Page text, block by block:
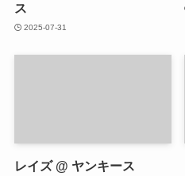
ス
2025-07-31
レイズ @ ヤンキース